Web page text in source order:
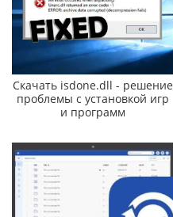
Скачать isdone.dll - решение
проблемы с установкой игр
и программ